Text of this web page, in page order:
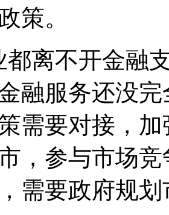
策。
都离不开金融
融服务还没
需要对接，
，参与市场
需要政府规